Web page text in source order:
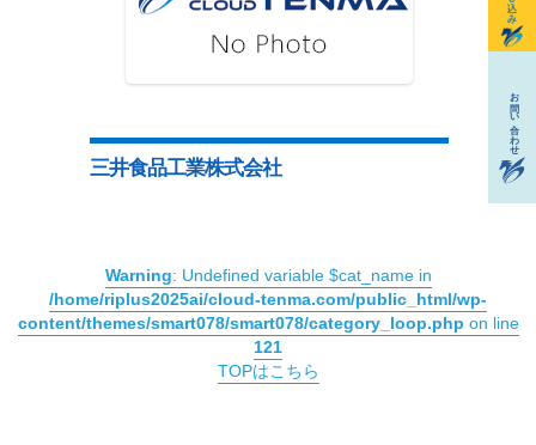
三井食品工業株式会社
Warning: Undefined variable $cat_name in
/home/riplus2025ai/cloud-tenma.com/public_html/wp-
content/themes/smart078/smart078/category_loop.php on line
121
TOPはこちら